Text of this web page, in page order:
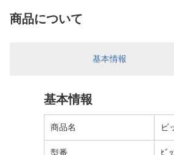
商品について
基本情報
基本情報
商品名 ビ
型番 ﾋﾞ